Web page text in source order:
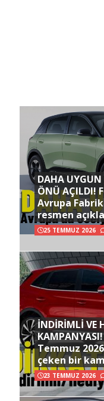
DAHA UYGUN
ÖNÜ AÇILDI!
Avrupa
resmen
25 TEMMUZ 2026
İNDİRİMLİ VE
Temmuz
çeken bir
23 TEMMUZ 2026